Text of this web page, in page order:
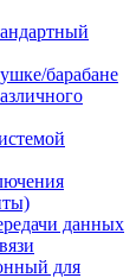
барабане
данных
для